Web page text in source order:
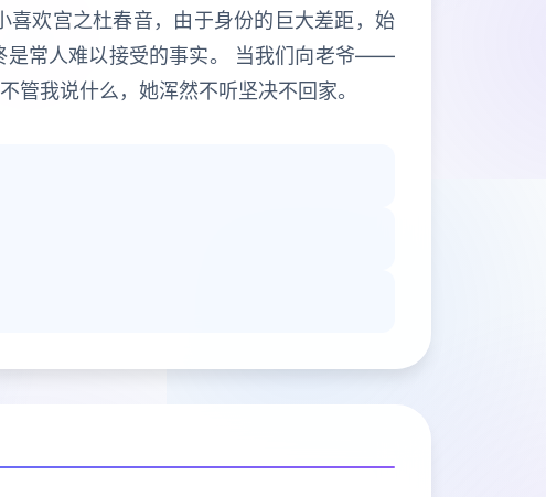
欢宫之杜春音，由于身份的巨大差距，始
是常人难以接受的事实。 当我们向老爷——
管我说什么，她浑然不听坚决不回家。